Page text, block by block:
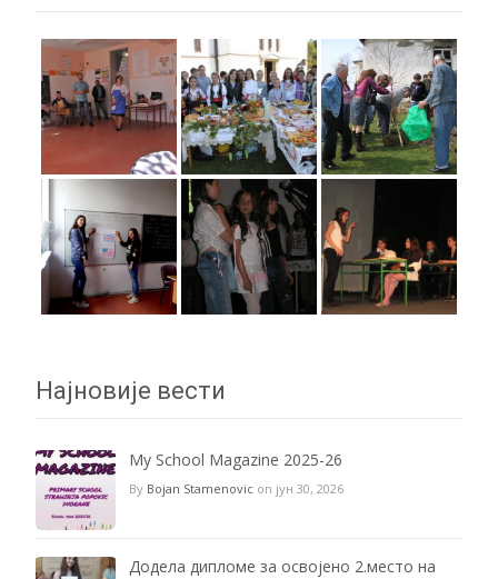
Најновије вести
My School Magazine 2025-26
By Bojan Stamenovic on јун 30, 2026
Додела дипломе за освојено 2.место на